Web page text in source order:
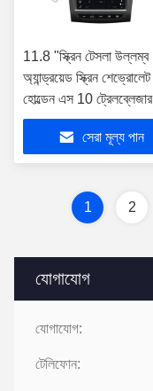
যোগাযোগ
যোগাযোগ:
টেলিফোন:
11.8 "স্ক্রিন টেসলা উল্লম্ব
অ্যান্ড্রয়েড স্ক্রিন শেভ্রোলেট
হোল্ডেন এস 10 ট্রেলব্লেজার
কলোরাডো ইসুজু জন্য
সেরা মূল্য পান
1 2